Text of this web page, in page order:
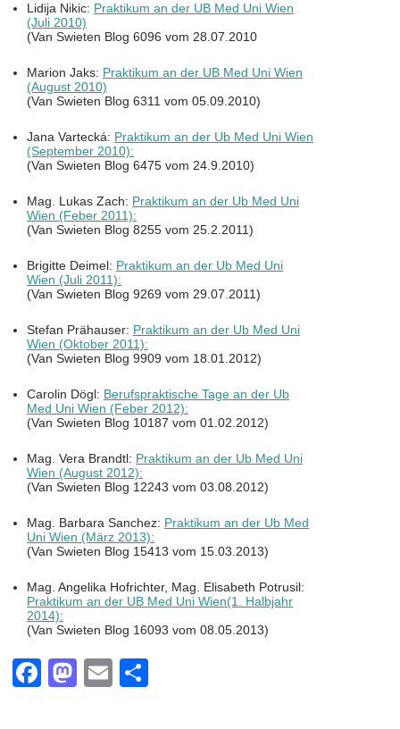
Lidija Nikic: Praktikum an der UB Med Uni Wien
(Juli 2010)
(Van Swieten Blog 6096 vom 28.07.2010
Marion Jaks: Praktikum an der UB Med Uni Wien
(August 2010)
(Van Swieten Blog 6311 vom 05.09.2010)
Jana Vartecká: Praktikum an der Ub Med Uni Wien
(September 2010):
(Van Swieten Blog 6475 vom 24.9.2010)
Mag. Lukas Zach: Praktikum an der Ub Med Uni
Wien (Feber 2011):
(Van Swieten Blog 8255 vom 25.2.2011)
Brigitte Deimel: Praktikum an der Ub Med Uni
Wien (Juli 2011):
(Van Swieten Blog 9269 vom 29.07.2011)
Stefan Prähauser: Praktikum an der Ub Med Uni
Wien (Oktober 2011):
(Van Swieten Blog 9909 vom 18.01.2012)
Carolin Dögl: Berufspraktische Tage an der Ub
Med Uni Wien (Feber 2012):
(Van Swieten Blog 10187 vom 01.02.2012)
Mag. Vera Brandtl: Praktikum an der Ub Med Uni
Wien (August 2012):
(Van Swieten Blog 12243 vom 03.08.2012)
Mag. Barbara Sanchez: Praktikum an der Ub Med
Uni Wien (März 2013):
(Van Swieten Blog 15413 vom 15.03.2013)
Mag. Angelika Hofrichter, Mag. Elisabeth Potrusil:
Praktikum an der UB Med Uni Wien(1. Halbjahr
2014):
(Van Swieten Blog 16093 vom 08.05.2013)
F
M
E